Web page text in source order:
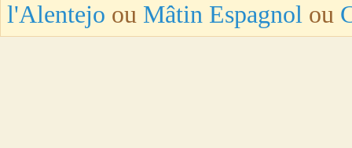
l'Alentejo ou Mâtin Espagnol ou